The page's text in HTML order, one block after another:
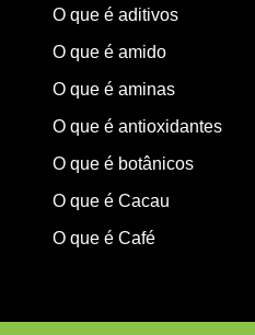
O que é aditivos
O que é amido
O que é aminas
O que é antioxidantes
O que é botânicos
O que é Cacau
O que é Café